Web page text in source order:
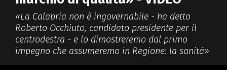
«La Calabria non è ingovernabile - ha detto
Roberto Occhiuto, candidato presidente per il
centrodestra - e lo dimostreremo dal primo
impegno che assumeremo in Regione: la sanità»